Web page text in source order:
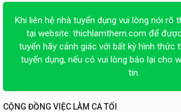
Khi liên hệ nhà tuyển dụng vui lòng nói rõ
tại website: thichlamthem.com để
tuyển hãy cảnh giác với bất kỳ hình thức
tuyển dụng, nếu có vui lòng báo lại cho
tin.
CỘNG ĐỒNG VIỆC LÀM CA TỐI